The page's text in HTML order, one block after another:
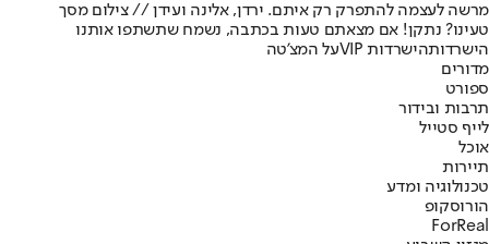
מרשה לעצמה להתפרק רק איתם. ירדן, אלינה ועידן // צילום מסך
טעינו? נתקן! אם מצאתם טעות בכתבה, נשמח שתשתפו אותנו
הישרדותהישרדות VIP
על המצ'טה
מדורים
ספורט
תרבות ובידור
לייף סטייל
אוכל
תיירות
טכנולוגיה ומדע
הורוסקופ
ForReal